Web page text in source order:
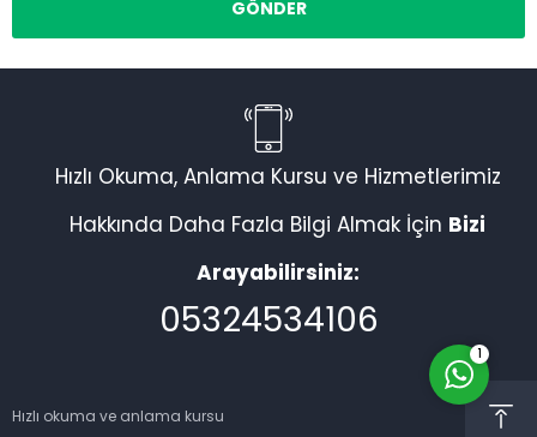
Hızlı Okuma, Anlama Kursu ve Hizmetlerimiz
Hakkında Daha Fazla Bilgi Almak İçin Bizi
Arayabilirsiniz:
05324534106
Hızlı okuma ve anlama kursu
Müşteri Temsilcisi
Cevap Yaz
1